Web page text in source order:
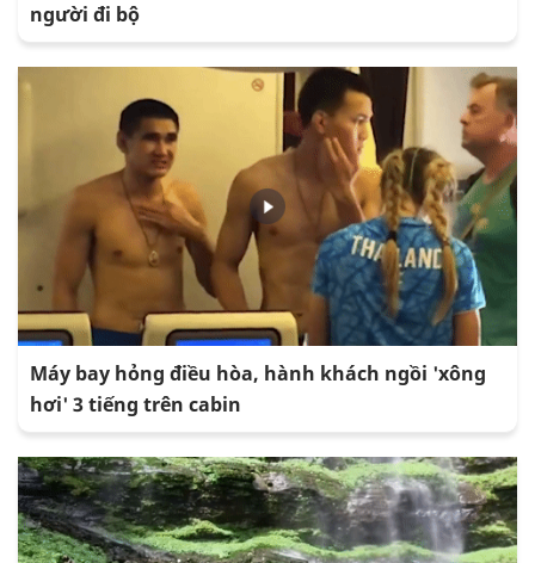
người đi bộ
Máy bay hỏng điều hòa, hành khách ngồi 'xông
hơi' 3 tiếng trên cabin